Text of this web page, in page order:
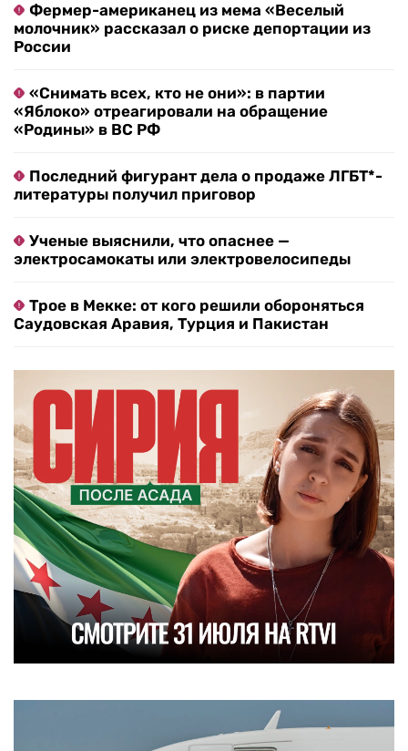
Фермер-американец из мема «Веселый
молочник» рассказал о риске депортации из
России
«Снимать всех, кто не они»: в партии
«Яблоко» отреагировали на обращение
«Родины» в ВС РФ
Последний фигурант дела о продаже ЛГБТ*-
литературы получил приговор
Ученые выяснили, что опаснее —
электросамокаты или электровелосипеды
Трое в Мекке: от кого решили обороняться
Саудовская Аравия, Турция и Пакистан